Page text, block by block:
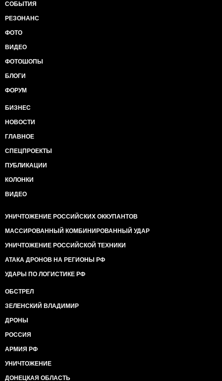
СОБЫТИЯ
РЕЗОНАНС
ФОТО
ВИДЕО
ФОТОШОПЫ
БЛОГИ
ФОРУМ
БИЗНЕС
НОВОСТИ
ГЛАВНОЕ
СПЕЦПРОЕКТЫ
ПУБЛИКАЦИИ
КОЛОНКИ
ВИДЕО
УНИЧТОЖЕНИЕ РОССИЙСКИХ ОККУПАНТОВ
МАССИРОВАННЫЙ КОМБИНИРОВАННЫЙ УДАР
УНИЧТОЖЕНИЕ РОССИЙСКОЙ ТЕХНИКИ
АТАКА ДРОНОВ НА РЕГИОНЫ РФ
УДАРЫ ПО ЛОГИСТИКЕ РФ
ОБСТРЕЛ
ЗЕЛЕНСКИЙ ВЛАДИМИР
ДРОНЫ
РОССИЯ
АРМИЯ РФ
УНИЧТОЖЕНИЕ
ДОНЕЦКАЯ ОБЛАСТЬ